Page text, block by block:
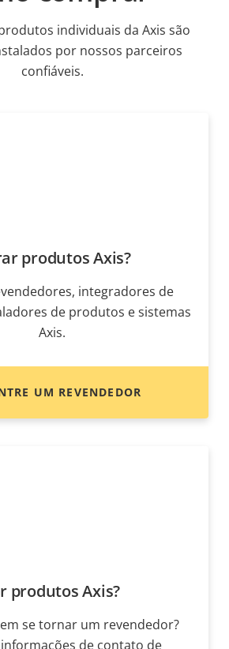
individuais da Axis são
por nossos parceiros
confiáveis.
produtos Axis?
integradores de
de produtos e sistemas
Axis.
UM REVENDEDOR
produtos Axis?
se tornar um revendedor?
de contato de